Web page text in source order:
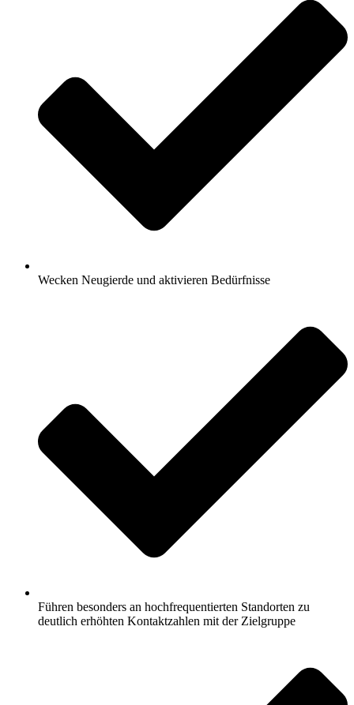
Wecken Neugierde und aktivieren Bedürfnisse
Führen besonders an hochfrequentierten Standorten zu
deutlich erhöhten Kontaktzahlen mit der Zielgruppe